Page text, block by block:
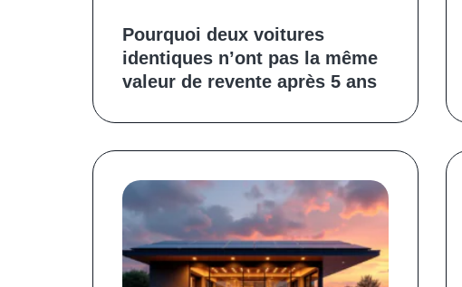
Pourquoi deux voitures
identiques n’ont pas la même
valeur de revente après 5 ans